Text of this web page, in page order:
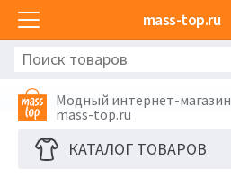
mass-top.ru
Модный интернет-магазин
mass-top.ru
КАТАЛОГ ТОВАРОВ